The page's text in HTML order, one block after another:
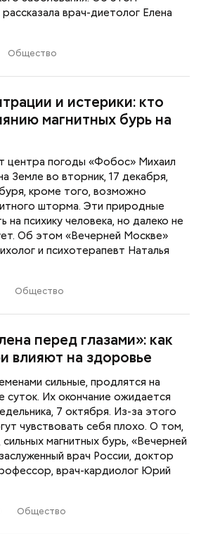
врач-диетолог Елена
Общество
и истерики: кто
магнитных бурь на
центра погоды «Фобос» Михаил
Земле во вторник, 17 декабря,
буря, кроме того, возможно
шторма. Эти природные
на психику человека, но далеко не
Об этом «Вечерней Москве»
и психотерапевт Наталья
Общество
перед глазами»: как
влияют на здоровье
сильные, продлятся на
суток. Их окончание ожидается
7 октября. Из-за этого
чувствовать себя плохо. О том,
магнитных бурь, «Вечерней
врач России, доктор
врач-кардиолог Юрий
Общество